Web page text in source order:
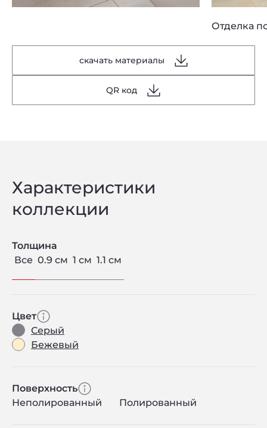
Отделка
скачать материалы
QR код
Характеристики
коллекции
Толщина
Все 0.9 см 1 см 1.1 см
Цвет
Серый
Бежевый
Поверхность
Неполированный
Полированный